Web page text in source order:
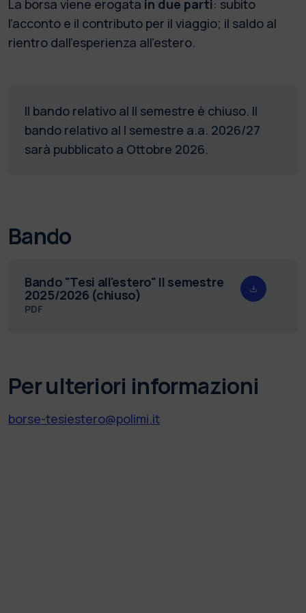
La borsa viene erogata in due parti: subito
l’acconto e il contributo per il viaggio; il saldo al
rientro dall’esperienza all’estero.
Il bando relativo al II semestre è chiuso. Il
bando relativo al I semestre a.a. 2026/27
sarà pubblicato a Ottobre 2026.
Bando
Bando "Tesi all'estero" II semestre
2025/2026 (chiuso)
PDF
Per ulteriori informazioni
borse-tesiestero@polimi.it